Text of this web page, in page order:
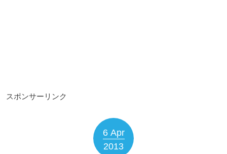
スポンサーリンク
6 Apr
2013